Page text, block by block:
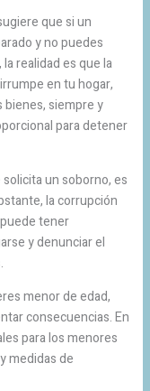
que si un
y no puedes
realidad es que la
en tu hogar,
siempre y
para detener
un soborno, es
la corrupción
tener
y denunciar el
menor de edad,
consecuencias. En
para los menores
medidas de